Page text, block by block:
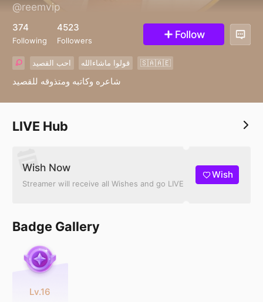
@reemvip
374
Following
4523
Followers Follow
احب القصيد قولوا ماشاءالله 🇸🇦🇦🇪
شاعره وكاتبه ومتذوقه للقصيد
LIVE Hub
Wish Now
Streamer will receive all Wishes and go LIVE
Wish
Badge Gallery
Lv.16